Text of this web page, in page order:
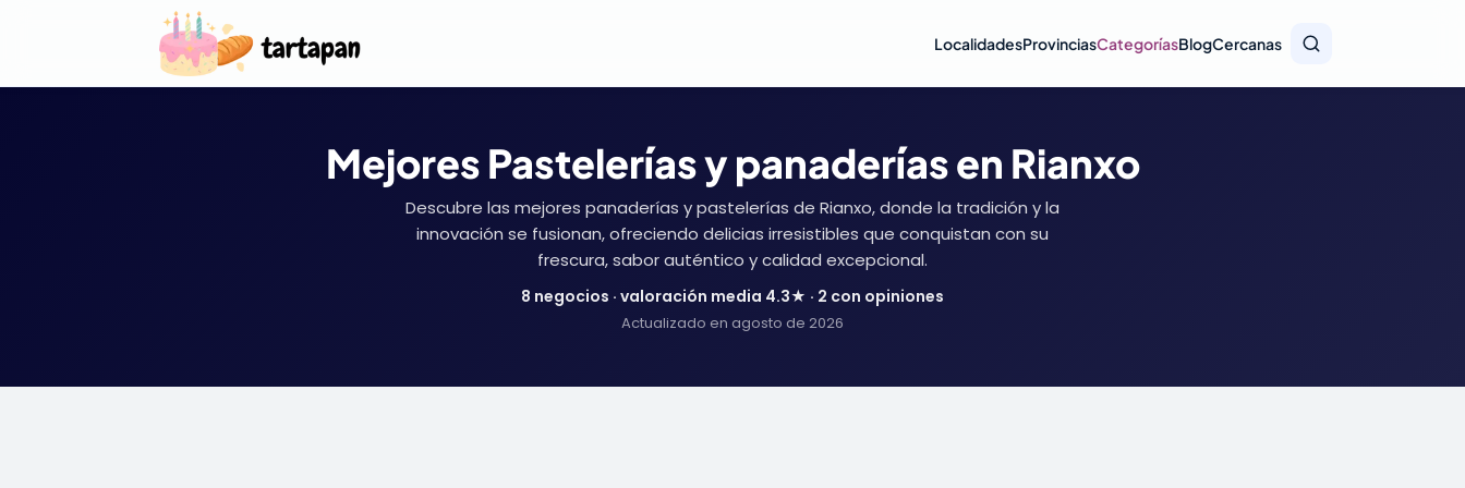
LocalidadesProvinciasCategoríasBlogCercanas
Mejores Pastelerías y panaderías en Rianxo
Descubre las mejores panaderías y pastelerías de Rianxo, donde la tradición y la
innovación se fusionan, ofreciendo delicias irresistibles que conquistan con su
frescura, sabor auténtico y calidad excepcional.
8 negocios · valoración media 4.3★ · 2 con opiniones
Actualizado en agosto de 2026